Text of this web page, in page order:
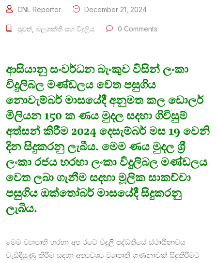
CNL Reporter December 21, 2024
පුවත් බලශක්ති සහ විදුලිය 0 Comments
ආසියානු සංවර්ධන බැංකුව විසින් ලංකා
විදුලිබල මණ්ඩලය වෙත පසුගිය
නොවැම්බර් මාසයේදී අනුමත කල ඩොලර්
මිලියන 150 ක ණය මුදල සදහා ගිවිසුම්
අත්සන් කිරීම 2024 දෙසැම්බර් මස 19 වෙනි
දින සිදුකරනු ලැබීය. මෙම ණය මුදල ශ්‍රී
ලංකා රජය හරහා ලංකා විදුලිබල මණ්ඩලය
වෙත ලබා ගැනීම සදහා මූලික සාකච්චා
පසුගිය ඔක්තෝබර් මාසයේදී සිදුකරනු
ලැබීය.
මෙම ව්‍යාපෘති හරහා අප රටේ විදුලි පද්ධතියේ ස්ථායිතාවය
වැඩිදියුණු කිරීම සදහා අත්‍යවශ්‍ය ව්‍යාපෘති ගණනාවක් සිදුකිරීමට